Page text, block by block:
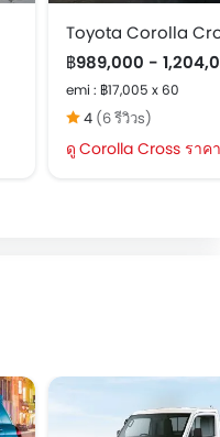
Toyota Corolla
฿989,000 -
emi : ฿17,005 x 60
4 (6 รีวิวs)
Corolla Cross ราค